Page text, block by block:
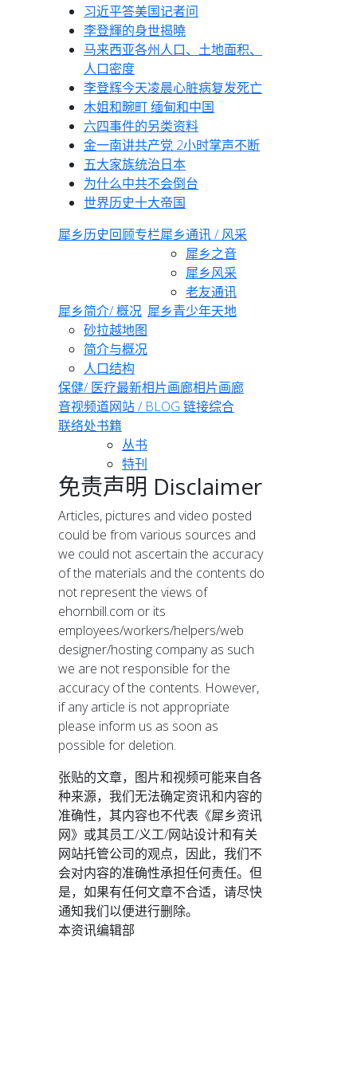
习近平答美国记者问
李登輝的身世揭曉
马来西亚各州人口、土地面积、
人口密度
李登辉今天凌晨心脏病复发死亡
木姐和畹町 缅甸和中国
六四事件的另类资料
金一南讲共产党 2小时掌声不断
五大家族统治日本
为什么中共不会倒台
世界历史十大帝国
犀乡历史回顾专栏犀乡通讯 / 风采
犀乡之音
犀乡风采
老友通讯
犀乡简介/ 概况
砂拉越地图
简介与概况
人口结构
犀乡青少年天地
保健/ 医疗最新相片画廊相片画廊
音视频道网站 / BLOG 链接综合
联络处书籍
丛书
特刊
免责声明 Disclaimer
Articles, pictures and video posted
could be from various sources and
we could not ascertain the accuracy
of the materials and the contents do
not represent the views of
ehornbill.com or its
employees/workers/helpers/web
designer/hosting company as such
we are not responsible for the
accuracy of the contents. However,
if any article is not appropriate
please inform us as soon as
possible for deletion.
张贴的文章，图片和视频可能来自各
种来源，我们无法确定资讯和内容的
准确性，其内容也不代表《犀乡资讯
网》或其员工/义工/网站设计和有关
网站托管公司的观点，因此，我们不
会对内容的准确性承担任何责任。但
是，如果有任何文章不合适，请尽快
通知我们以便进行删除。
本资讯编辑部